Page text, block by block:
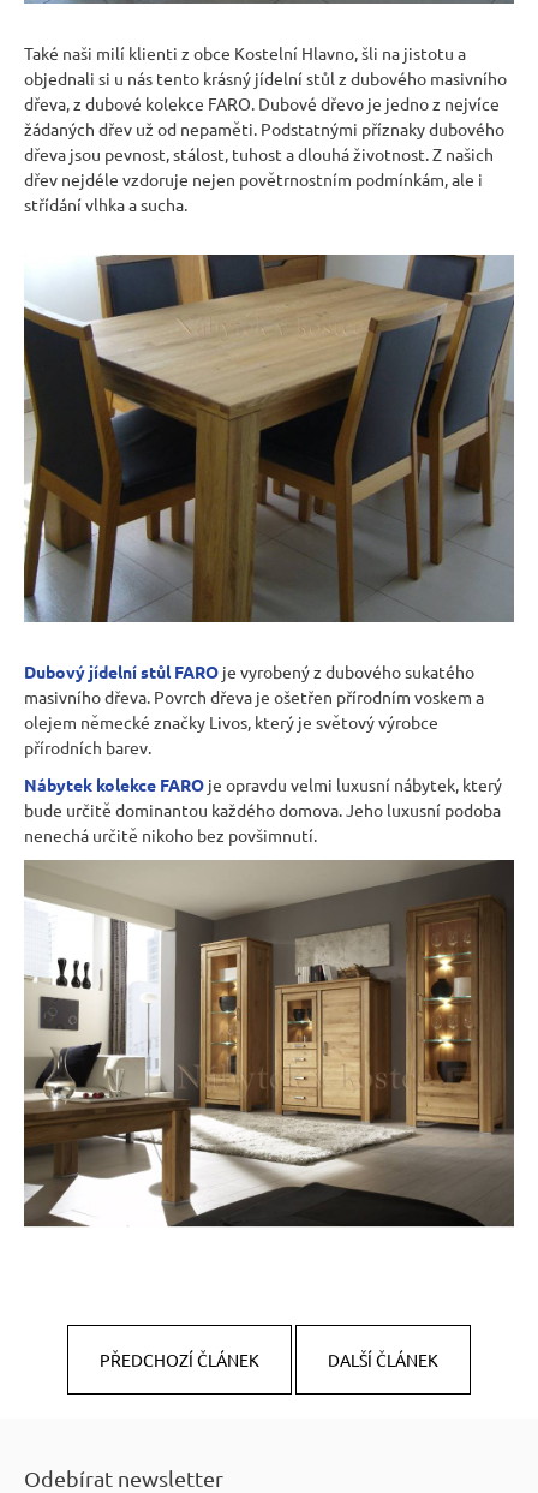
Také naši milí klienti z obce Kostelní Hlavno, šli na jistotu a
objednali si u nás tento krásný jídelní stůl z dubového masivního
dřeva, z dubové kolekce FARO. Dubové dřevo je jedno z nejvíce
žádaných dřev už od nepaměti. Podstatnými příznaky dubového
dřeva jsou pevnost, stálost, tuhost a dlouhá životnost. Z našich
dřev nejdéle vzdoruje nejen povětrnostním podmínkám, ale i
střídání vlhka a sucha.
Dubový jídelní stůl FARO je vyrobený z dubového sukatého
masivního dřeva. Povrch dřeva je ošetřen přírodním voskem a
olejem německé značky Livos, který je světový výrobce
přírodních barev.
Nábytek kolekce FARO je opravdu velmi luxusní nábytek, který
bude určitě dominantou každého domova. Jeho luxusní podoba
nenechá určitě nikoho bez povšimnutí.
PŘEDCHOZÍ ČLÁNEK DALŠÍ ČLÁNEK
r
č
u
j
e
m
e
ŽIDLE
MEXICANA
SIL25
2
403
Kč
Původně:
2
670
Kč
Odebírat newsletter